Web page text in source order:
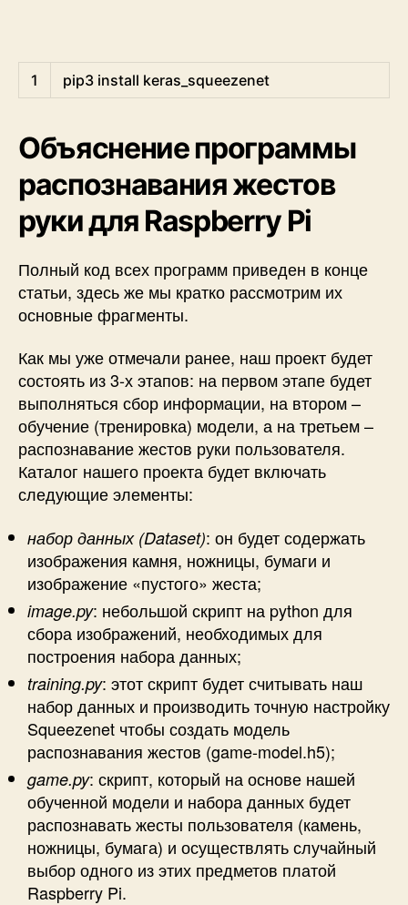
1 pip3 install keras_squeezenet
Объяснение программы
распознавания жестов
руки для Raspberry Pi
Полный код всех программ приведен в конце
статьи, здесь же мы кратко рассмотрим их
основные фрагменты.
Как мы уже отмечали ранее, наш проект будет
состоять из 3-х этапов: на первом этапе будет
выполняться сбор информации, на втором –
обучение (тренировка) модели, а на третьем –
распознавание жестов руки пользователя.
Каталог нашего проекта будет включать
следующие элементы:
набор данных (Dataset): он будет содержать
изображения камня, ножницы, бумаги и
изображение «пустого» жеста;
image.py: небольшой скрипт на python для
сбора изображений, необходимых для
построения набора данных;
training.py: этот скрипт будет считывать наш
набор данных и производить точную настройку
Squeezenet чтобы создать модель
распознавания жестов (game-model.h5);
game.py: скрипт, который на основе нашей
обученной модели и набора данных будет
распознавать жесты пользователя (камень,
ножницы, бумага) и осуществлять случайный
выбор одного из этих предметов платой
Raspberry Pi.